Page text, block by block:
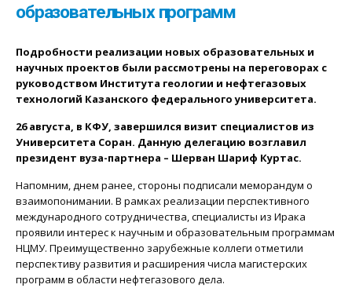
образовательных программ
Подробности реализации новых образовательных и
научных проектов были рассмотрены на переговорах с
руководством Института геологии и нефтегазовых
технологий Казанского федерального университета.
26 августа, в КФУ, завершился визит специалистов из
Университета Соран. Данную делегацию возглавил
президент вуза-партнера – Шерван Шариф Куртас.
Напомним, днем ранее, стороны подписали меморандум о
взаимопонимании. В рамках реализации перспективного
международного сотрудничества, специалисты из Ирака
проявили интерес к научным и образовательным программам
НЦМУ. Преимущественно зарубежные коллеги отметили
перспективу развития и расширения числа магистерских
программ в области нефтегазового дела.